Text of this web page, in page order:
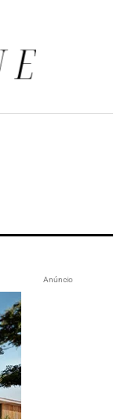
Anúncio